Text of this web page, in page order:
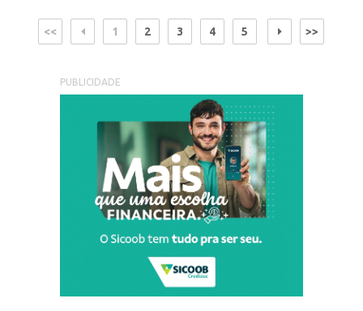
<< 1 2 3 4 5 >>
PUBLICIDADE